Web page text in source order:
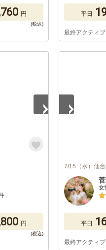
円 平日
最終アクティ
円
7/15（水）仙
女
平日
最終アクティ